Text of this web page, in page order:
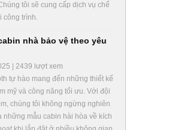
tôi sẽ cung cấp dịch vụ chế
công trình.
nhà bảo vệ theo yêu
| 2439 lượt xem
tự hào mang đến những thiết kế
mỹ và công năng tối ưu. Với đội
chúng tôi không ngừng nghiên
những mẫu cabin hài hòa về kích